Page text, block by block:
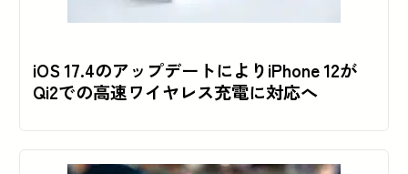
iOS 17.4のアップデートによりiPhone 12が
Qi2での高速ワイヤレス充電に対応へ